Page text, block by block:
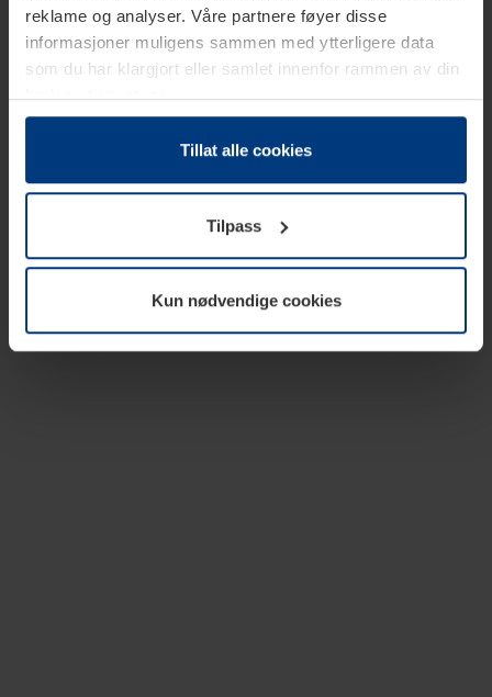
reklame og analyser. Våre partnere føyer disse
informasjoner muligens sammen med ytterligere data
som du har klargjort eller samlet innenfor rammen av din
bruk av tjenestene.
Etter loven kan vi lagre informasjonskapsler på din
datamaskin, hvis disse er absolutt nødvendig for drift av
trenger vi din tillatelse. Du kan når som helst endre eller
tilbakekalle ditt samtykke i forklaringen av
informasjonskapselen på sidenPersonvernerklæringpå
Tillat alle cookies
Tilpass
Kun nødvendige cookies